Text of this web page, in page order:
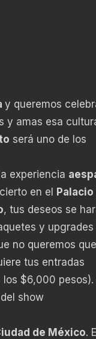
y queremos
y amas esa
será uno de los
experiencia
en el Palacio
, tus deseos se
y upgrades
no queremos
tus entradas
$6,000 pesos).
show
de México.